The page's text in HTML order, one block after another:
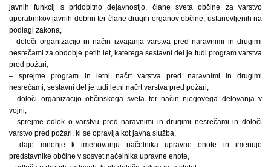
javnih funkcij s pridobitno dejavnostjo, člane sveta občine za varstvo
uporabnikov javnih dobrin ter člane drugih organov občine, ustanovljenih na
podlagi zakona,
– določi organizacijo in način izvajanja varstva pred naravnimi in drugimi
nesrečami za obdobje petih let, katerega sestavni del je tudi program varstva
pred požari,
– sprejme program in letni načrt varstva pred naravnimi in drugimi
nesrečami, sestavni del je tudi letni načrt varstva pred požari,
– določi organizacijo občinskega sveta ter način njegovega delovanja v
vojni,
– sprejme odlok o varstvu pred naravnimi in drugimi nesrečami in določi
varstvo pred požari, ki se opravlja kot javna služba,
– daje mnenje k imenovanju načelnika upravne enote in imenuje
predstavnike občine v sosvet načelnika upravne enote,